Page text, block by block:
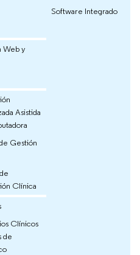
Software Integrado
Web y
Asistida
Gestión
Clínica
Clínicos
de